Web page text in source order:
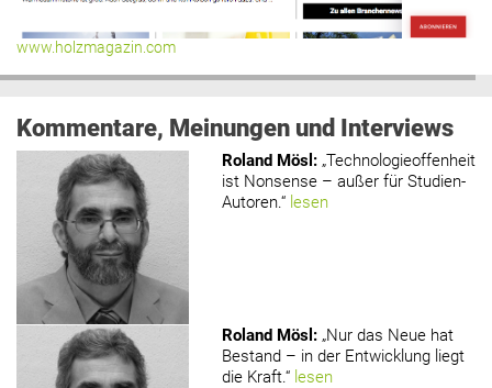
www.holzmagazin.com
Kommentare, Meinungen und Interviews
Roland Mösl : „Technologieoffenheit
ist Nonsense – außer für Studien-
Autoren.“ lesen
Roland Mösl : „Nur das Neue hat
Bestand – in der Entwicklung liegt
die Kraft.“ lesen